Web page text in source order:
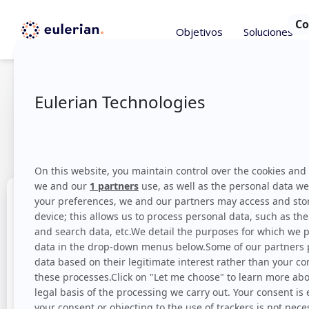
Objetivos Soluciones
¡Descubre
5 pasos para personalizar tus ofertas
Trabajamos con meliá
objetivos del caso de